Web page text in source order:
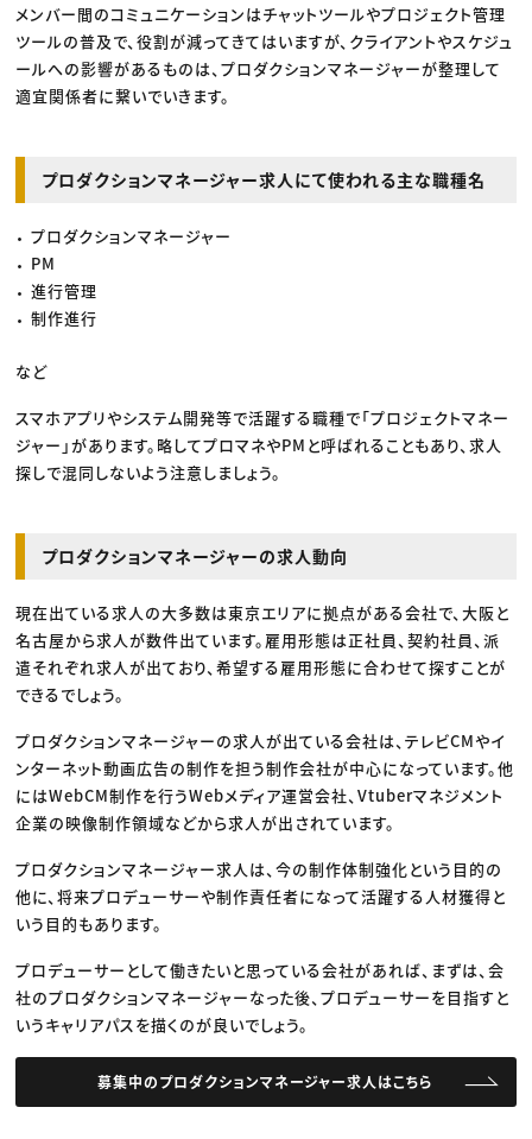
メンバー間のコミュニケーションはチャットツールやプロジェクト管理
ツールの普及で、役割が減ってきてはいますが、クライアントやスケジュ
ールへの影響があるものは、プロダクションマネージャーが整理して
適宜関係者に繋いでいきます。
プロダクションマネージャー求人にて使われる主な職種名
プロダクションマネージャー
PM
進行管理
制作進行
など
スマホアプリやシステム開発等で活躍する職種で「プロジェクトマネー
ジャー」があります。略してプロマネやPMと呼ばれることもあり、求人
探しで混同しないよう注意しましょう。
プロダクションマネージャーの求人動向
現在出ている求人の大多数は東京エリアに拠点がある会社で、大阪と
名古屋から求人が数件出ています。雇用形態は正社員、契約社員、派
遣それぞれ求人が出ており、希望する雇用形態に合わせて探すことが
できるでしょう。
プロダクションマネージャーの求人が出ている会社は、テレビCMやイ
ンターネット動画広告の制作を担う制作会社が中心になっています。他
にはWebCM制作を行うWebメディア運営会社、Vtuberマネジメント
企業の映像制作領域などから求人が出されています。
プロダクションマネージャー求人は、今の制作体制強化という目的の
他に、将来プロデューサーや制作責任者になって活躍する人材獲得と
いう目的もあります。
プロデューサーとして働きたいと思っている会社があれば、まずは、会
社のプロダクションマネージャーなった後、プロデューサーを目指すと
いうキャリアパスを描くのが良いでしょう。
募集中のプロダクションマネージャー求人はこちら